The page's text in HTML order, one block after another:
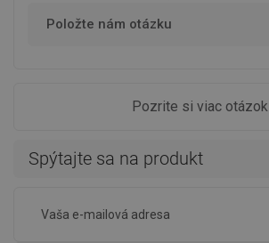
Položte nám otázku
Pozrite si viac otázok
Spýtajte sa na produkt